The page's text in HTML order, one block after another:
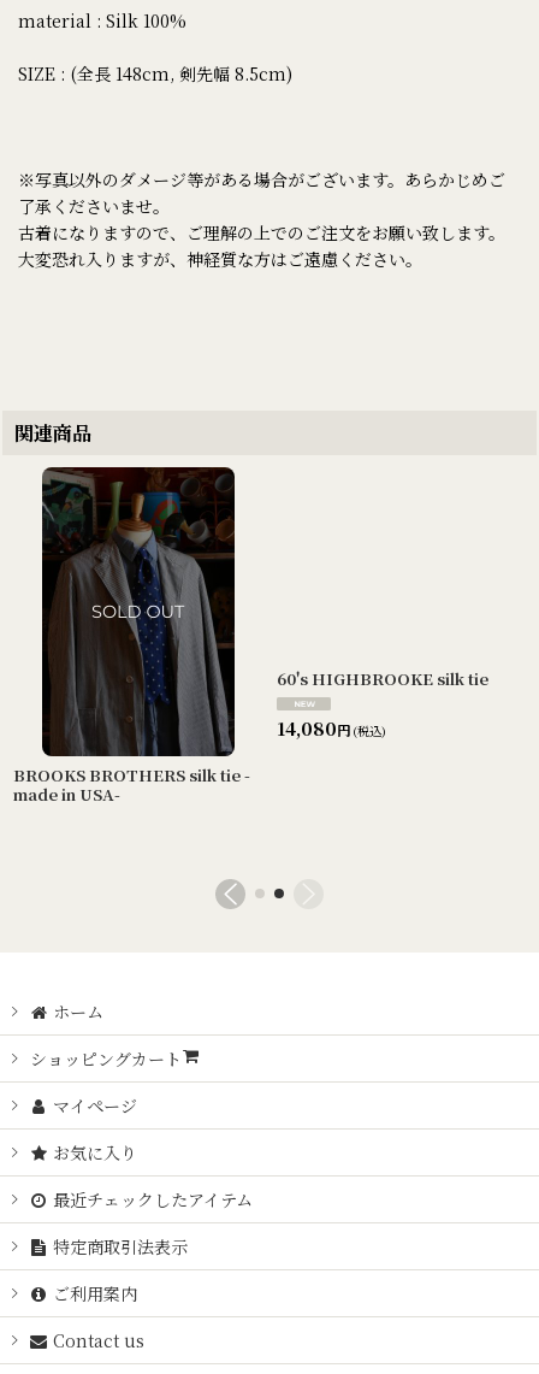
material : Silk 100%
SIZE : (全長 148cm, 剣先幅 8.5cm)
※写真以外のダメージ等がある場合がございます。あらかじめご
了承くださいませ。
古着になりますので、ご理解の上でのご注文をお願い致します。
大変恐れ入りますが、神経質な方はご遠慮ください。
関連商品
BROOKS BROTHERS silk tie -
made in USA-
60's HIGHBROOKE silk tie
14,080円 (税込)
ホーム
ショッピングカート
マイページ
お気に入り
最近チェックしたアイテム
特定商取引法表示
ご利用案内
Contact us